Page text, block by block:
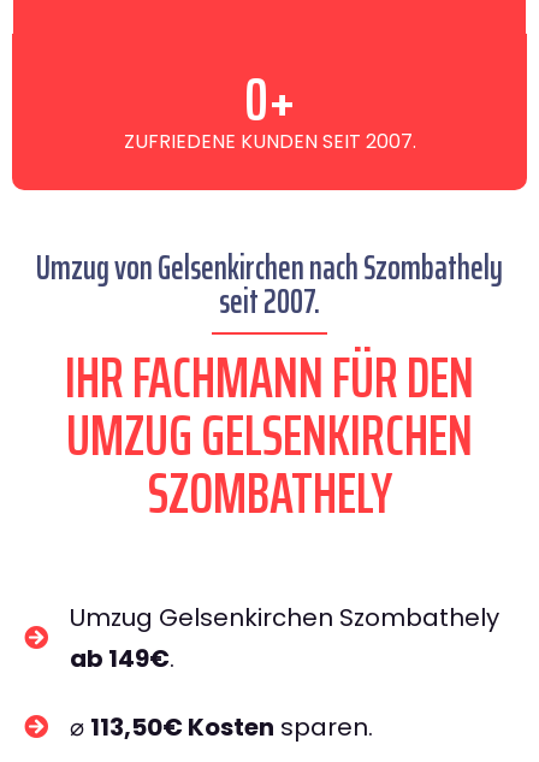
ZUFRIEDENE KUNDEN SEIT 2007.
0+
Umzug von Gelsenkirchen nach Szombathely
seit 2007.
IHR FACHMANN FÜR DEN
UMZUG GELSENKIRCHEN
SZOMBATHELY
Umzug Gelsenkirchen Szombathely
ab 149€.
⌀ 113,50€ Kosten sparen.